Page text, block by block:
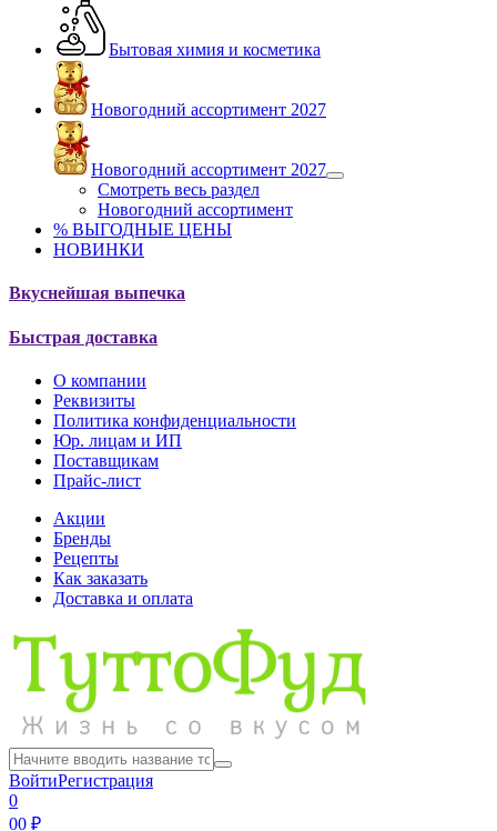
Бытовая химия и косметика
Новогодний ассортимент 2027
Новогодний ассортимент 2027
Смотреть весь раздел
Новогодний ассортимент
% ВЫГОДНЫЕ ЦЕНЫ
НОВИНКИ
Вкуснейшая выпечка
Быстрая доставка
О компании
Реквизиты
Политика конфиденциальности
Юр. лицам и ИП
Поставщикам
Прайс-лист
Акции
Бренды
Рецепты
Как заказать
Доставка и оплата
ВойтиРегистрация
0
00 ₽